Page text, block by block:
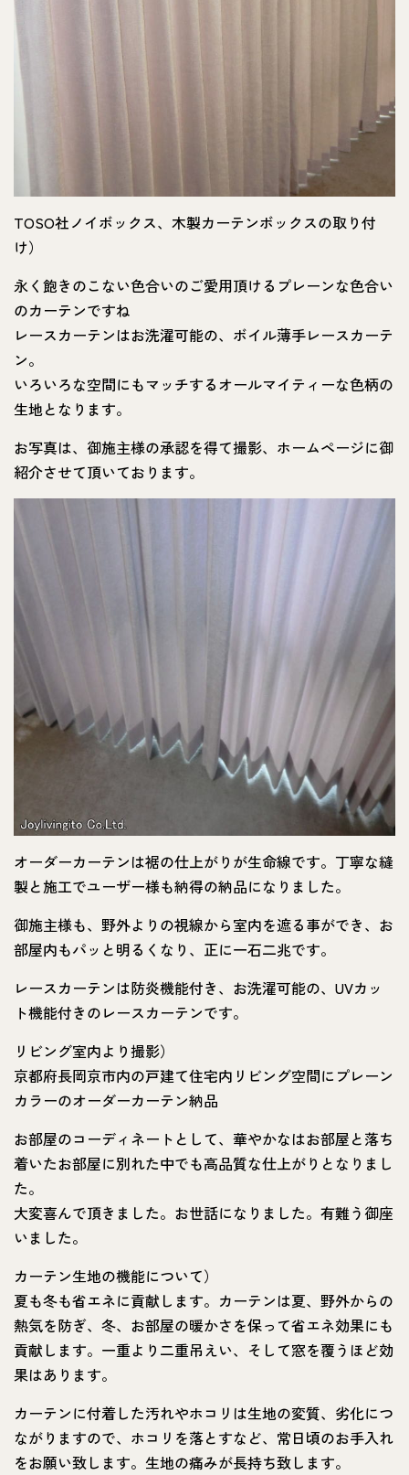
TOSO社ノイボックス、木製カーテンボックスの取り付
け）
永く飽きのこない色合いのご愛用頂けるプレーンな色合い
のカーテンですね
レースカーテンはお洗濯可能の、ボイル薄手レースカーテ
ン。
いろいろな空間にもマッチするオールマイティーな色柄の
生地となります。
お写真は、御施主様の承認を得て撮影、ホームページに御
紹介させて頂いております。
オーダーカーテンは裾の仕上がりが生命線です。丁寧な縫
製と施工でユーザー様も納得の納品になりました。
御施主様も、野外よりの視線から室内を遮る事ができ、お
部屋内もパッと明るくなり、正に一石二兆です。
レースカーテンは防炎機能付き、お洗濯可能の、UVカッ
ト機能付きのレースカーテンです。
リビング室内より撮影）
京都府長岡京市内の戸建て住宅内リビング空間にプレーン
カラーのオーダーカーテン納品
お部屋のコーディネートとして、華やかなはお部屋と落ち
着いたお部屋に別れた中でも高品質な仕上がりとなりまし
た。
大変喜んで頂きました。お世話になりました。有難う御座
いました。
カーテン生地の機能について）
夏も冬も省エネに貢献します。カーテンは夏、野外からの
熱気を防ぎ、冬、お部屋の暖かさを保って省エネ効果にも
貢献します。一重より二重吊えい、そして窓を覆うほど効
果はあります。
カーテンに付着した汚れやホコリは生地の変質、劣化につ
ながりますので、ホコリを落とすなど、常日頃のお手入れ
をお願い致します。生地の痛みが長持ち致します。